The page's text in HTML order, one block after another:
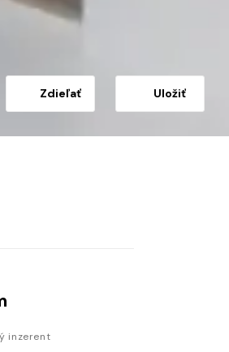
Zdieľať Uložiť
inzerent